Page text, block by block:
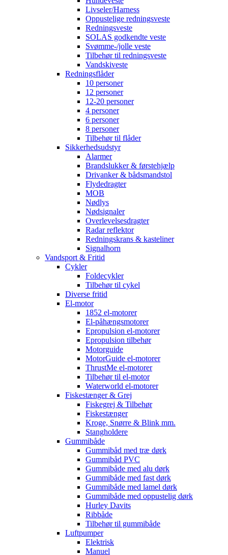
Livseler/Harness
Oppustelige redningsveste
Redningsveste
SOLAS godkendte veste
Svømme-/jolle veste
Tilbehør til redningsveste
Vandskiveste
Redningsflåder
10 personer
12 personer
12-20 personer
4 personer
6 personer
8 personer
Tilbehør til flåder
Sikkerhedsudstyr
Alarmer
Brandslukker & førstehjælp
Drivanker & bådsmandstol
Flydedragter
MOB
Nødlys
Nødsignaler
Overlevelsesdragter
Radar reflektor
Redningskrans & kasteliner
Signalhorn
Vandsport & Fritid
Cykler
Foldecykler
Tilbehør til cykel
Diverse fritid
El-motor
1852 el-motorer
El-påhængsmotorer
Epropulsion el-motorer
Epropulsion tilbehør
Motorguide
MotorGuide el-motorer
ThrustMe el-motorer
Tilbehør til el-motor
Waterworld el-motorer
Fiskestænger & Grej
Fiskegrej & Tilbehør
Fiskestænger
Kroge, Snørre & Blink mm.
Stangholdere
Gummibåde
Gummibåd med træ dørk
Gummibåd PVC
Gummibåde med alu dørk
Gummibåde med fast dørk
Gummibåde med lamel dørk
Gummibåde med oppustelig dørk
Hurley Davits
Ribbåde
Tilbehør til gummibåde
Luftpumper
Elektrisk
Manuel